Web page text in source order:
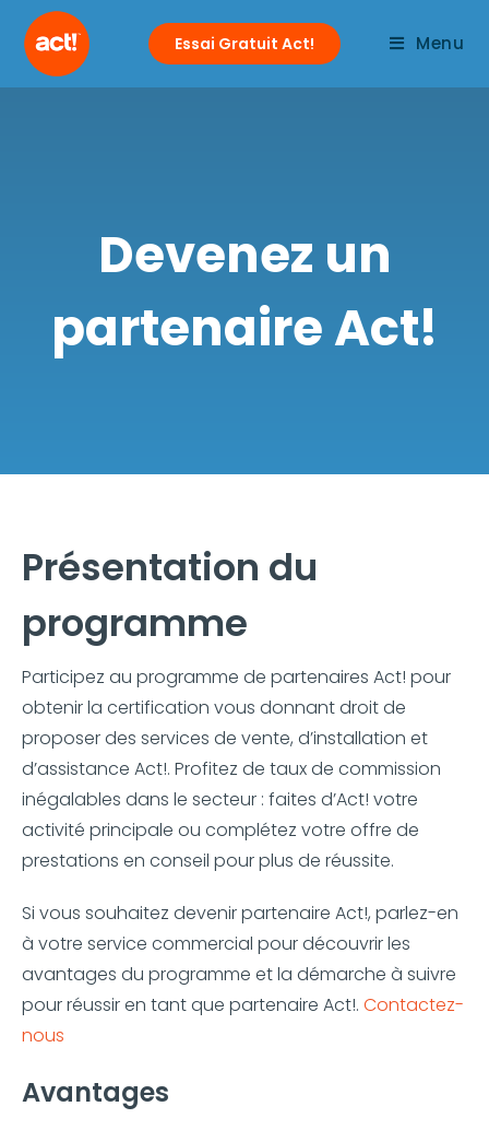
Menu
Essai Gratuit Act!
Devenez un
partenaire Act!
Présentation du
programme
Participez au programme de partenaires Act! pour
obtenir la certification vous donnant droit de
proposer des services de vente, d’installation et
d’assistance Act!. Profitez de taux de commission
inégalables dans le secteur : faites d’Act! votre
activité principale ou complétez votre offre de
prestations en conseil pour plus de réussite.
Si vous souhaitez devenir partenaire Act!, parlez-en
à votre service commercial pour découvrir les
avantages du programme et la démarche à suivre
pour réussir en tant que partenaire Act!. Contactez-
nous
Avantages